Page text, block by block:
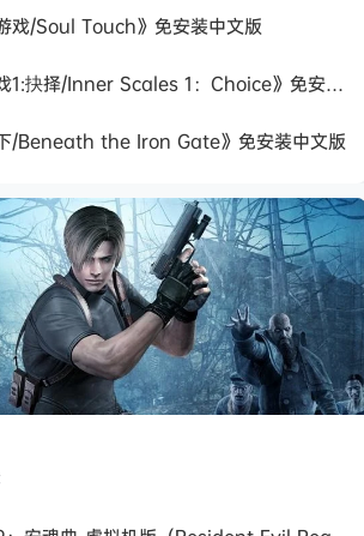
戏/Soul Touch》免安装中文版
《天平游戏1:抉择/Inner Scales 1：Choice》免安装中文版
/Beneath the Iron Gate》免安装中文版